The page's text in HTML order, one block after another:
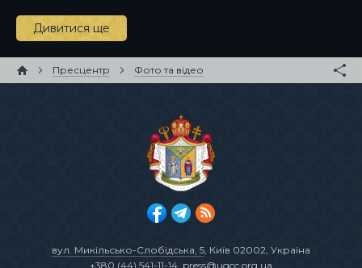
Дивитися ще
Пресцентр Фото та відео
вул. Микільсько-Слобідська, 5, Київ 02002, Україна
+380 (44) 541-11-14 press@ugcc.org.ua